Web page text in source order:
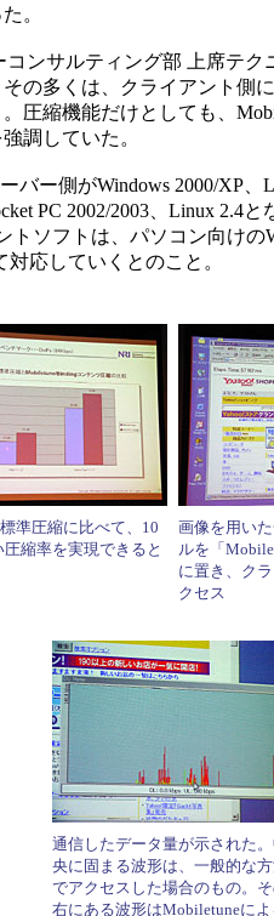
。
ンサルティング部 上席テク
の多くは、クライアント側
圧縮機能だけとしても、
調していた。
バー側がWindows 2000/XP
PC 2002/2003、Linux
トソフトは、パソコン向け
応していくとのこと。
準圧縮に比べて、10
圧縮率を実現できると
画像を用い
ルを「
に置き、ク
クセス
通信したデータ量が示された
央に固まる波形は、一般的な
でアクセスした場合のもの。
右にある波形はMobiletuneによ